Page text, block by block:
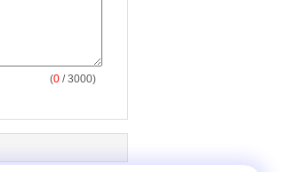
(0 / 3000)